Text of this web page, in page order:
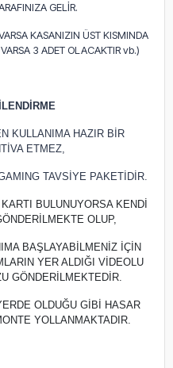
GELİR.
KASANIZIN ÜST KISMINDA
3 ADET OLACAKTIR vb.)
KULLANIMA HAZIR BİR
ETMEZ,
TAVSİYE PAKETİDİR.
BULUNUYORSA KENDİ
OLUP,
BAŞLAYABİLMENİZ İÇİN
YER ALDIĞI VİDEOLU
GÖNDERİLMEKTEDİR.
OLDUĞU GİBİ HASAR
YOLLANMAKTADIR.